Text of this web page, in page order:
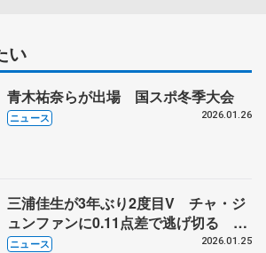
い
青木祐奈らが出場 国スポ冬季大会
ニュース 2026.01.26
三浦佳生が3年ぶり2度目V チャ・ジ
ュンファンに0.11点差で逃げ切る 山
本草太3位、友野一希は4位 四大陸フ
ニュース 2026.01.25